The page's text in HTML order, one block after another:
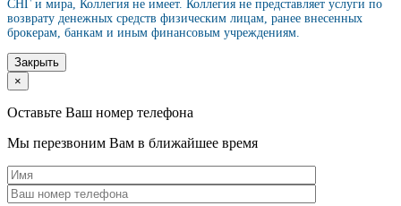
СНГ и мира, Коллегия не имеет. Коллегия не представляет услуги по
возврату денежных средств физическим лицам, ранее внесенных
брокерам, банкам и иным финансовым учреждениям.
Закрыть
×
Оставьте Ваш номер телефона
Мы перезвоним Вам в ближайшее время